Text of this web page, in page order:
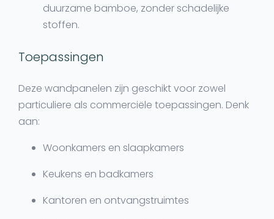
duurzame bamboe, zonder schadelijke
stoffen.
Toepassingen
Deze wandpanelen zijn geschikt voor zowel
particuliere als commerciële toepassingen. Denk
aan:
Woonkamers en slaapkamers
Keukens en badkamers
Kantoren en ontvangstruimtes